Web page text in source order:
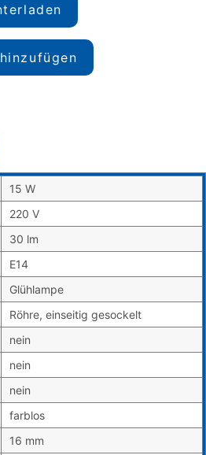
15 W
220 V
30 lm
E14
Glühlampe
Röhre, einseitig gesockelt
nein
nein
nein
farblos
16 mm